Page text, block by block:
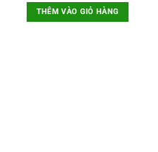
là:
120.000VNĐ.
THÊM VÀO GIỎ HÀNG